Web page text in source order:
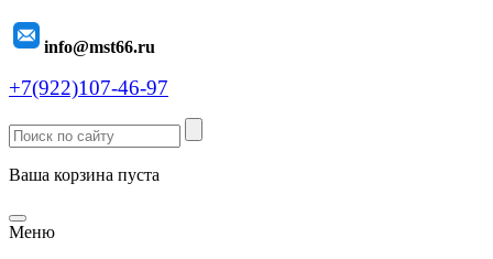
info@mst66.ru
+7(922)107-46-97
Ваша корзина пуста
Меню